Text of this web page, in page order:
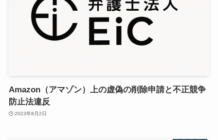
Amazon（アマゾン）上の虚偽の削除申請と不正競争
防止法違反
2023年8月2日